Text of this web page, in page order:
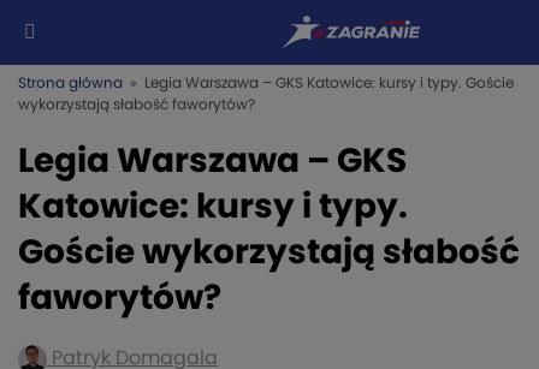
Strona główna » Legia Warszawa – GKS Katowice: kursy i typy. Goście
wykorzystają słabość faworytów?
Legia Warszawa – GKS
Katowice: kursy i typy.
Goście wykorzystają słabość
faworytów?
Patryk Domagala